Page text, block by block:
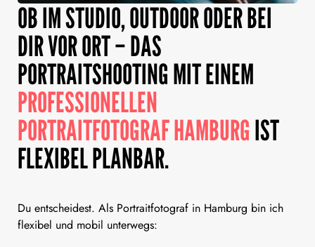
OB IM STUDIO, OUTDOOR ODER BEI
DIR VOR ORT – DAS
PORTRAITSHOOTING MIT EINEM
PROFESSIONELLEN
PORTRAITFOTOGRAF HAMBURGIST
FLEXIBEL PLANBAR.
Du entscheidest. Als Portraitfotograf in Hamburg bin ich
flexibel und mobil unterwegs: